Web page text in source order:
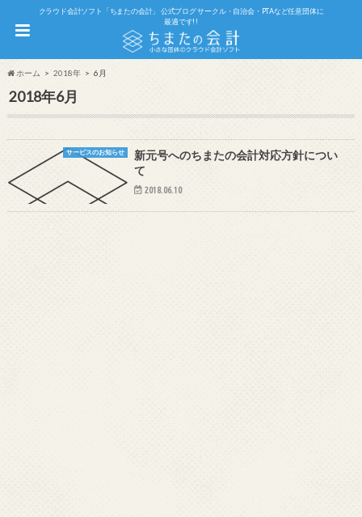
クラウド会計ソフト「ちまたの会計」 公式ブログ サークル・自治会・PTAなど任意団体に
最適です!!
ホーム 2018年 6月
2018年6月
サービスのお知らせ
新元号へのちまたの会計対応方針につい
て
2018.06.10